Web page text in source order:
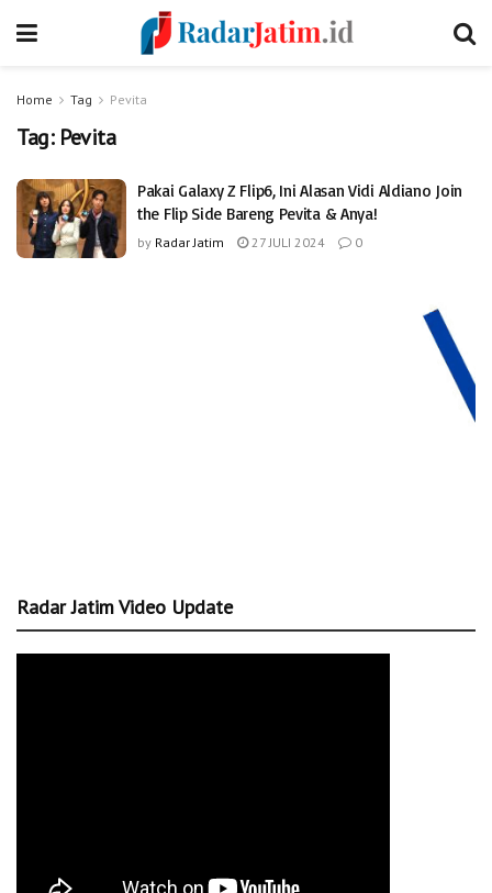
Home Tag Pevita
Tag: Pevita
Pakai Galaxy Z Flip6, Ini Alasan Vidi Aldiano Join
the Flip Side Bareng Pevita & Anya!
by Radar Jatim 27 JULI 2024 0
Radar Jatim Video Update